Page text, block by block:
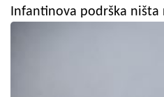
Infantinova podrška